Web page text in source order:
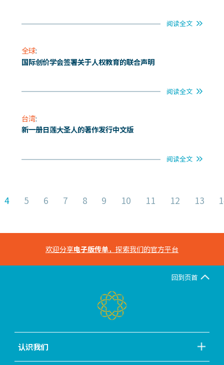
阅读全文
全球:
国际创价学会签署关于人权教育的联合声明
阅读全文
台湾:
新一册日莲大圣人的著作发行中文版
阅读全文
4 5 6 7 8 9 10 11 12 13
欢迎分享电子版传单，探索我们的官方平台
回到页首
认识我们